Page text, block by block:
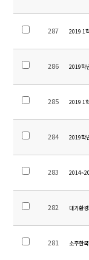
287 2019 1
286 2019학
285 2019 1
284 2019학
283
282 대기환
281 소주한